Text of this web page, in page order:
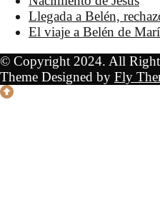
Llegada a Belén,
El viaje a Belén de
© Copyright 2024. All
Theme Designed by Fly